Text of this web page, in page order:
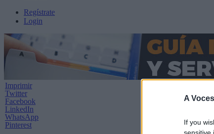
A
If you
sensitive
Regístrate
Login
Imprimir
Twitter
Facebook
LinkedIn
WhatsApp
Pinterest